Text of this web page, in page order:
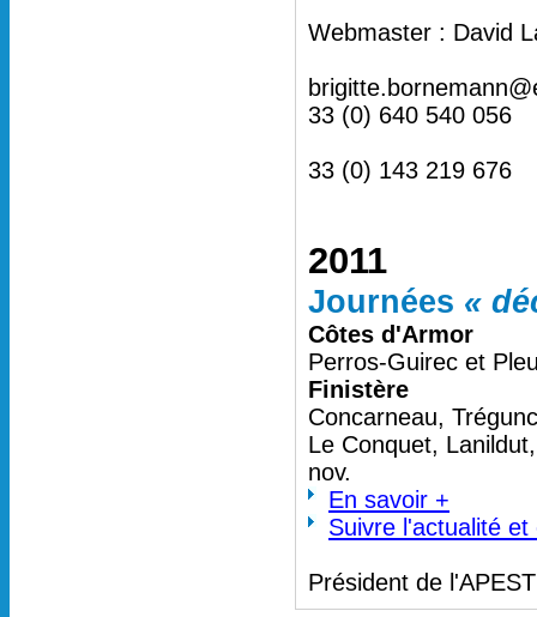
Webmaster : David
33 (0) 640 540 056
33 (0) 143 219 676
2011
Journées «
Côtes d'Armor
Perros-Guirec et
Finistère
Concarneau,
Le Conquet,
nov.
En savoir +
Suivre l'actualité
Président de